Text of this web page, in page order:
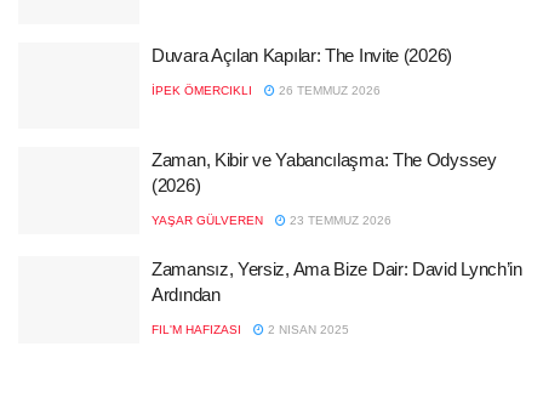
Duvara Açılan Kapılar: The Invite (2026)
İPEK ÖMERCIKLI 26 TEMMUZ 2026
Zaman, Kibir ve Yabancılaşma: The Odyssey
(2026)
YAŞAR GÜLVEREN 23 TEMMUZ 2026
Zamansız, Yersiz, Ama Bize Dair: David Lynch’in
Ardından
FIL'M HAFIZASI 2 NISAN 2025